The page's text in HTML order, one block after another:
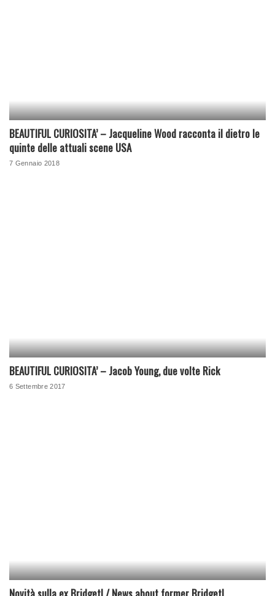
BEAUTIFUL CURIOSITA’ – Jacqueline Wood racconta il dietro le
quinte delle attuali scene USA
7 Gennaio 2018
BEAUTIFUL CURIOSITA’ – Jacob Young, due volte Rick
6 Settembre 2017